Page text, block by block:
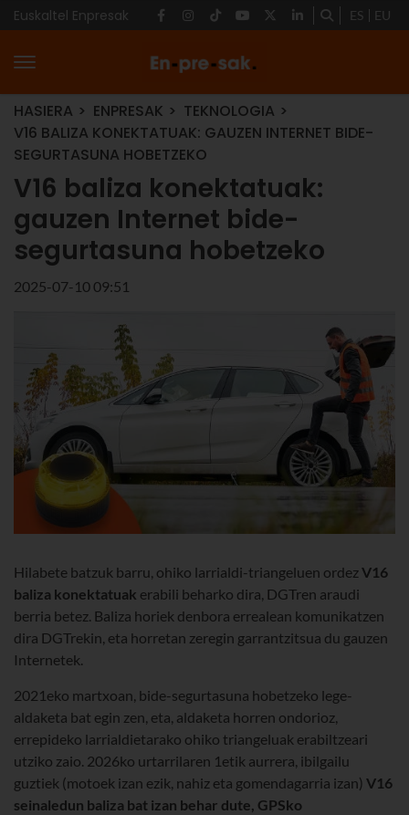
Euskaltel Enpresak ES EU
HASIERA ENPRESAK
TEKNOLOGIA
V16 BALIZA KONEKTATUAK: GAUZEN INTERNET BIDE-
SEGURTASUNA HOBETZEKO
V16 baliza konektatuak:
gauzen Internet bide-
segurtasuna hobetzeko
2025-07-10 09:51
Hilabete batzuk barru, ohiko larrialdi-triangeluen ordezV16
baliza konektatuak erabili beharko dira, DGTren araudi
berria betez. Baliza horiek denbora errealean komunikatzen
dira DGTrekin, eta horretan zeregin garrantzitsua du gauzen
Internetek.
2021eko martxoan, bide-segurtasuna hobetzeko lege-
aldaketa bat egin zen, eta, aldaketa horren ondorioz,
errepideko larrialdietarako ohiko triangeluak erabiltzeari
utziko zaio. 2026ko urtarrilaren 1etik aurrera, ibilgailu
guztiek (motoek izan ezik, nahiz eta gomendagarria izan) V16
seinaledun baliza bat izan behar dute, GPSko